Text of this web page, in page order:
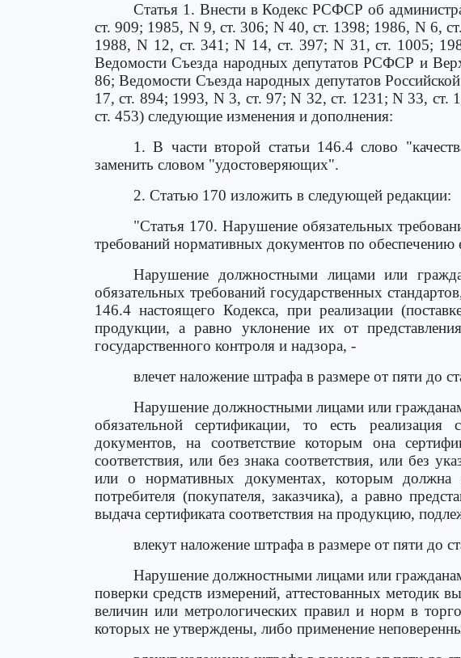
Статья 1. Внести в Кодекс РСФСР об
ст. 909; 1985, N 9, ст. 306; N 40, ст. 1398; 1986, N 6,
1988, N 12, ст. 341; N 14, ст. 397; N 31, ст. 1005;
Ведомости Съезда народных депутатов РСФСР и
86; Ведомости Съезда народных депутатов
17, ст. 894; 1993, N 3, ст. 97; N 32, ст. 1231; N 33, ст.
ст. 453) следующие изменения и дополнения:
1. В части второй статьи 146.4 слово
заменить словом "удостоверяющих".
2. Статью 170 изложить в следующей редакции:
"Статья 170. Нарушение обязательных
требований нормативных документов по обеспечению
Нарушение должностными лицами или
обязательных требований государственных
146.4 настоящего Кодекса, при реализации
продукции, а равно уклонение их от
государственного контроля и надзора, -
влечет наложение штрафа в размере от пяти до
Нарушение должностными лицами или
обязательной сертификации, то есть
документов, на соответствие которым она
соответствия, или без знака соответствия, или без
или о нормативных документах, которым должна
потребителя (покупателя, заказчика), а равно
выдача сертификата соответствия на продукцию,
влекут наложение штрафа в размере от пяти до
Нарушение должностными лицами или
поверки средств измерений, аттестованных методик
величин или метрологических правил и норм в
которых не утверждены, либо применение